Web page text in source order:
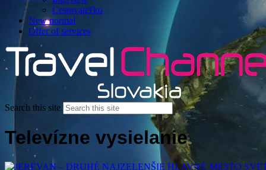
Cestovateľko
New normal
Offer of services
Search this site
Televízne vysielanie